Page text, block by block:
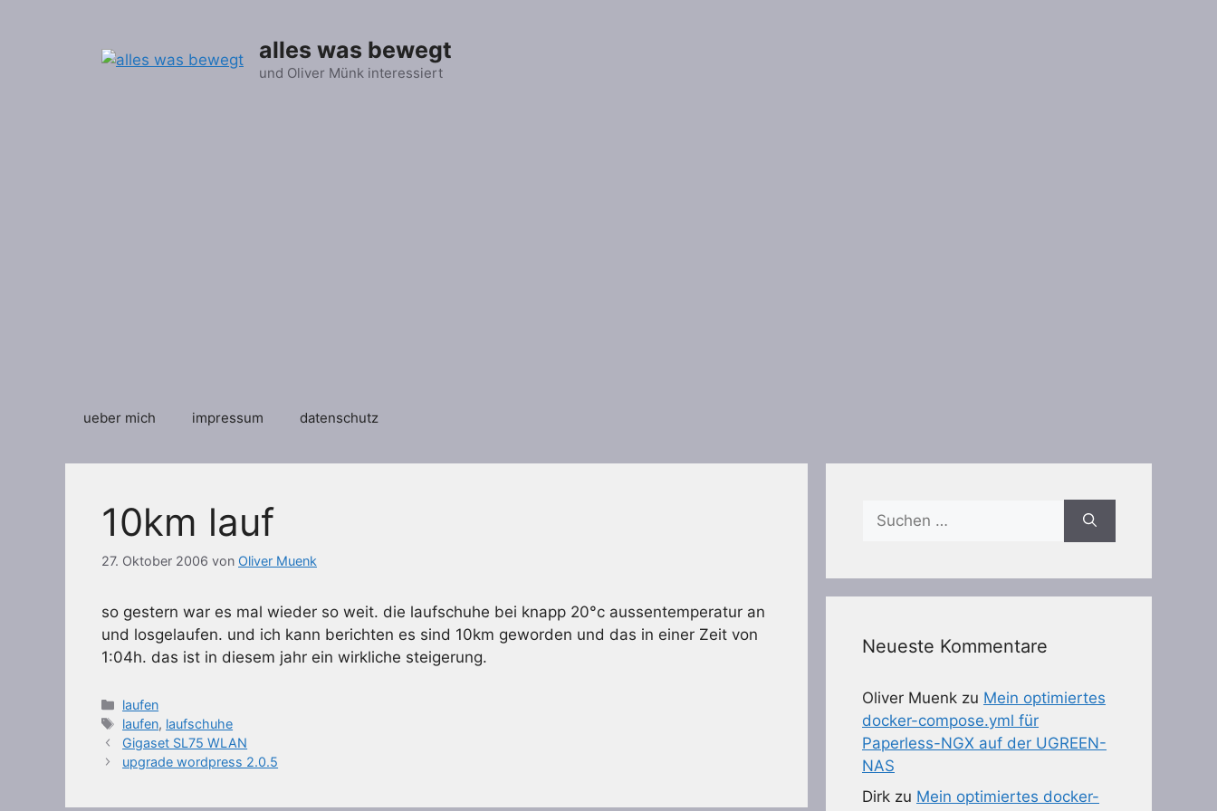
alles was bewegt
und Oliver Münk interessiert
ueber mich impressum datenschutz
10km lauf
27. Oktober 2006 von Oliver Muenk
so gestern war es mal wieder so weit. die laufschuhe bei knapp 20°c aussentemperatur an
und losgelaufen. und ich kann berichten es sind 10km geworden und das in einer Zeit von
1:04h. das ist in diesem jahr ein wirkliche steigerung.
Kategorien
laufen
Schlagwörter
laufen, laufschuhe
Gigaset SL75 WLAN
upgrade wordpress 2.0.5
Suchen
nach:
Neueste Kommentare
Oliver Muenk zu Mein optimiertes
docker-compose.yml für
Paperless-NGX auf der UGREEN-
NAS
Dirk zu Mein optimiertes docker-